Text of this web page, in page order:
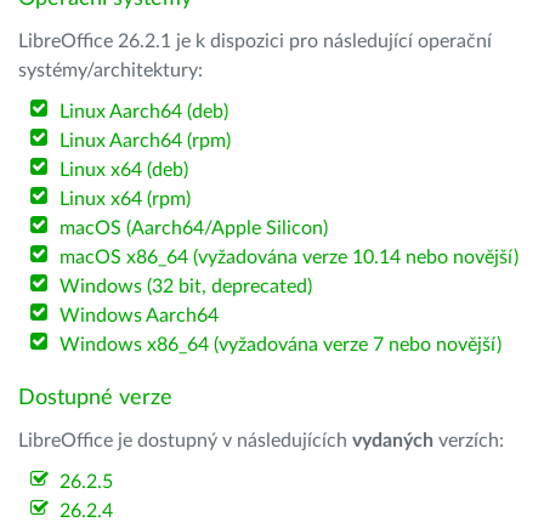
LibreOffice 26.2.1 je k dispozici pro následující operační
systémy/architektury:
Linux Aarch64 (deb)
Linux Aarch64 (rpm)
Linux x64 (deb)
Linux x64 (rpm)
macOS (Aarch64/Apple Silicon)
macOS x86_64 (vyžadována verze 10.14 nebo novější)
Windows (32 bit, deprecated)
Windows Aarch64
Windows x86_64 (vyžadována verze 7 nebo novější)
Dostupné verze
LibreOffice je dostupný v následujících vydaných verzích:
26.2.5
26.2.4